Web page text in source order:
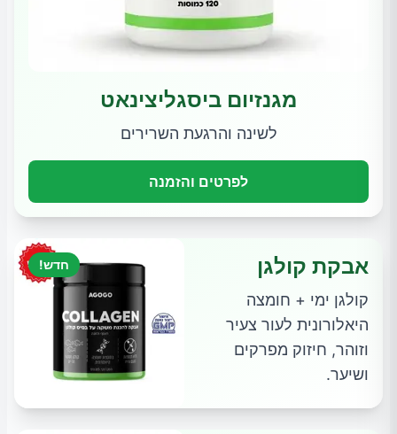
מגנזיום ביסגליצינאט
לשינה והרגעת השרירים
לפרטים והזמנה
חדש! אבקת קולגן
קולגן ימי + חומצה
היאלורונית לעור צעיר
וזוהר, חיזוק מפרקים
ושיער.